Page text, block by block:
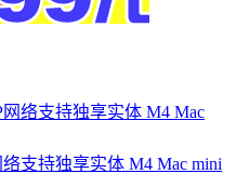
支持独享实体 M4 Mac mini